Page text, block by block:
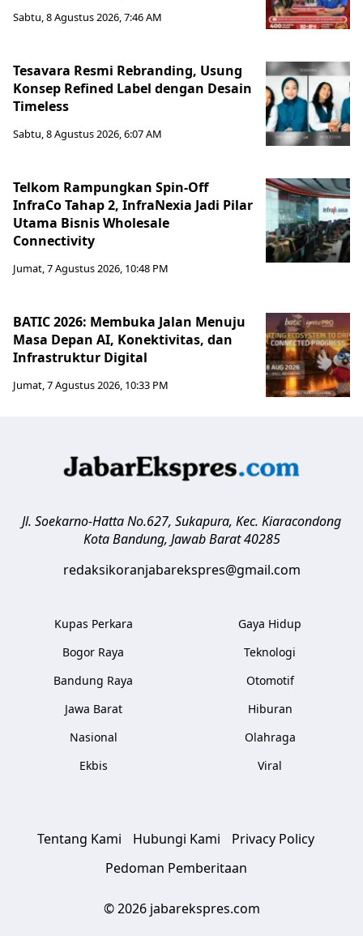
Sabtu, 8 Agustus 2026, 7:46 AM
Tesavara Resmi Rebranding, Usung
Konsep Refined Label dengan Desain
Timeless
Sabtu, 8 Agustus 2026, 6:07 AM
Telkom Rampungkan Spin-Off
InfraCo Tahap 2, InfraNexia Jadi Pilar
Utama Bisnis Wholesale
Connectivity
Jumat, 7 Agustus 2026, 10:48 PM
BATIC 2026: Membuka Jalan Menuju
Masa Depan AI, Konektivitas, dan
Infrastruktur Digital
Jumat, 7 Agustus 2026, 10:33 PM
Jl. Soekarno-Hatta No.627, Sukapura, Kec. Kiaracondong
Kota Bandung, Jawab Barat 40285
redaksikoranjabarekspres@gmail.com
Kupas Perkara
Bogor Raya
Bandung Raya
Jawa Barat
Nasional
Ekbis
Gaya Hidup
Teknologi
Otomotif
Hiburan
Olahraga
Viral
Tentang Kami Hubungi Kami
Privacy Policy
Pedoman Pemberitaan
© 2026 jabarekspres.com